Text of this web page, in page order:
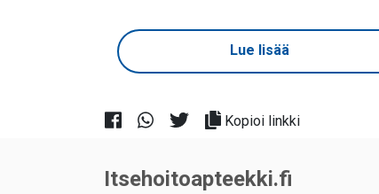
Lue lisää
Kopioi linkki
Itsehoitoapteekki.fi